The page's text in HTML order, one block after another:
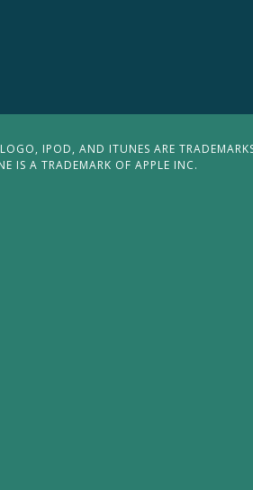
IPOD, AND ITUNES ARE
IS A TRADEMARK OF APPLE INC.